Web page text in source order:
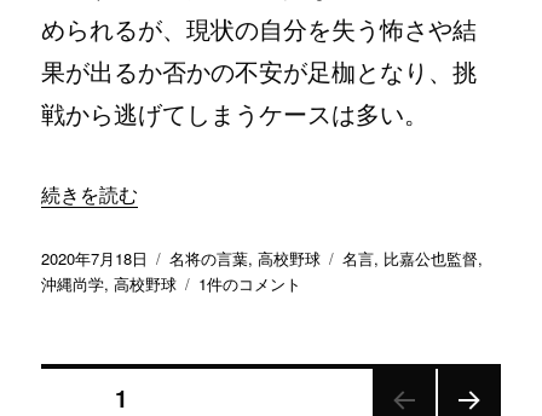
さ
よ
な
は
絶
められるが、現状の自分を失う怖さや結
果が出るか否かの不安が足枷となり、挑
戦から逃げてしまうケースは多い。
“「殻を破ろうとしていることは、絶対に後悔には繋が
続きを読む
投
稿
2020年7月18日
カ
テ
名将の言葉,高校野球
タ
名言, 比嘉公也監督,
沖縄尚学,高校野球
「殻
1件のコメント
ページ1